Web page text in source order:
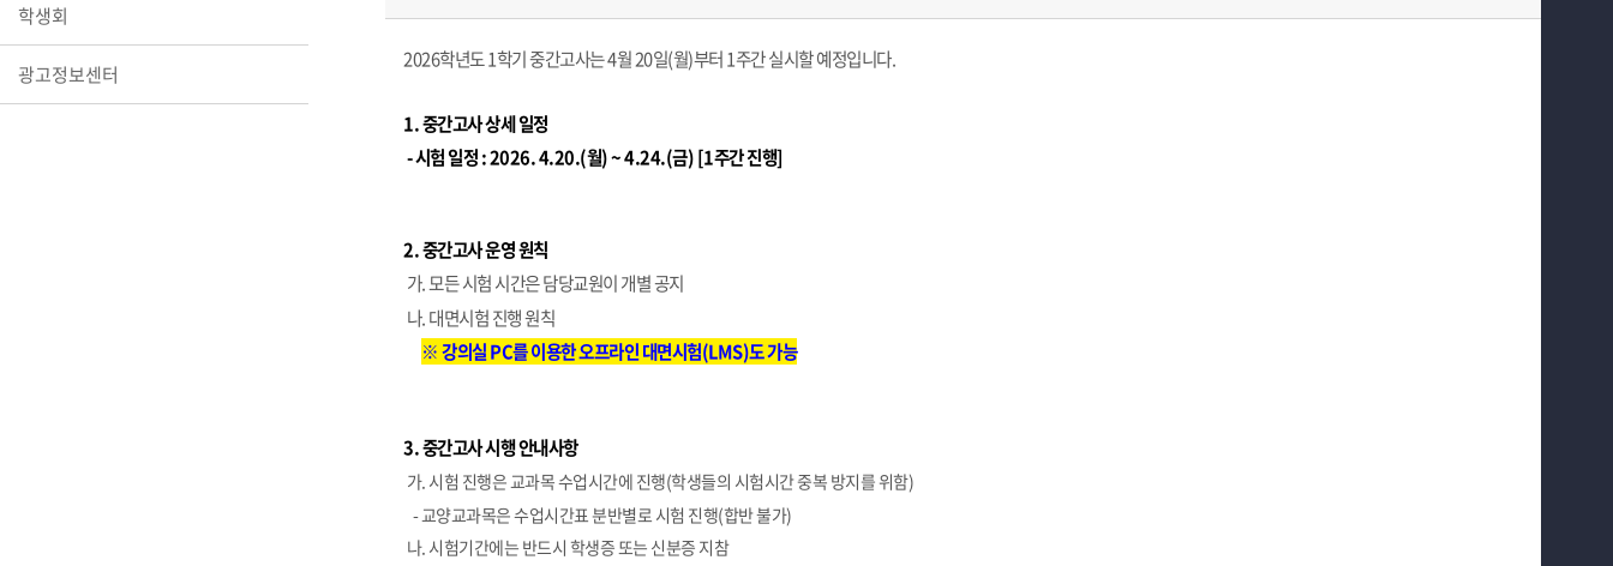
학생회
광고정보센터
2026학년도 1학기 중간고사는 4월 20일(월)부터1주간 실시할 예정입니다.
1. 중간고사 상세 일정
-시험 일정: 2026. 4.20.(월) ~ 4.24.(금) [1주간 진행]
2. 중간고사 운영 원칙
가.모든 시험 시간은 담당교원이 개별 공지
나. 대면시험 진행 원칙
※ 강의실 PC를 이용한 오프라인 대면시험(LMS)도 가능
3. 중간고사 시행 안내사항
가. 시험 진행은 교과목 수업시간에 진행(학생들의 시험시간 중복 방지를 위함)
- 교양교과목은 수업시간표 분반별로 시험 진행(합반 불가)
나. 시험기간에는 반드시 학생증 또는 신분증 지참